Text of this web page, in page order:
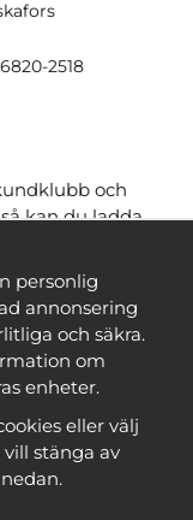
2518
och
kan du ladda
ser vilka som
personlig
annonsering
och säkra.
om
enheter.
eller välj
stänga av